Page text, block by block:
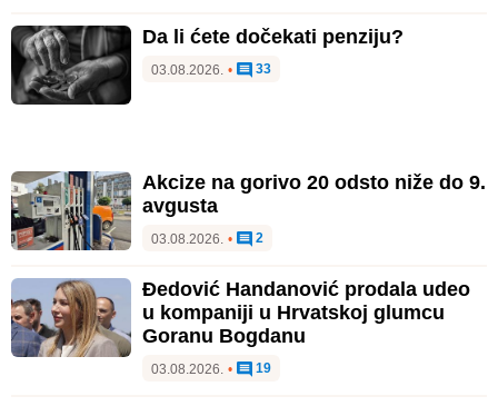
Da li ćete dočekati penziju?
03.08.2026. • 33
Akcize na gorivo 20 odsto niže do 9.
avgusta
03.08.2026. • 2
Đedović Handanović prodala udeo
u kompaniji u Hrvatskoj glumcu
Goranu Bogdanu
03.08.2026. • 19